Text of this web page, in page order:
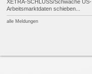
XETRA-SCHLUSS/Schwache US-
Arbeitsmarktdaten schieben...
alle Meldungen